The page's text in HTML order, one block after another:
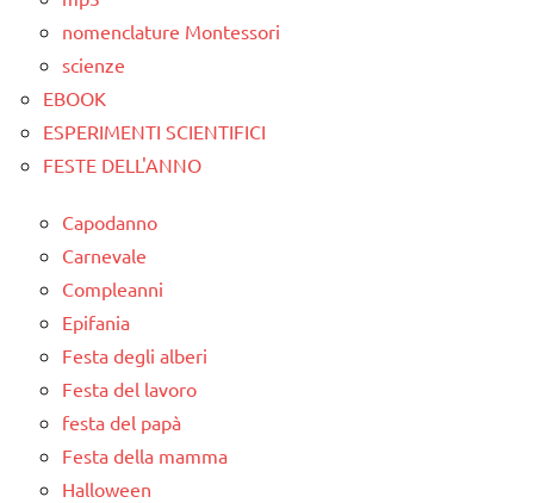
nomenclature Montessori
scienze
EBOOK
ESPERIMENTI SCIENTIFICI
FESTE DELL'ANNO
Capodanno
Carnevale
Compleanni
Epifania
Festa degli alberi
Festa del lavoro
festa del papà
Festa della mamma
Halloween